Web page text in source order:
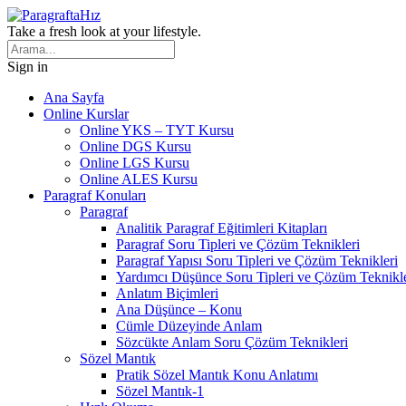
Take a fresh look at your lifestyle.
Sign in
Ana Sayfa
Online Kurslar
Online YKS – TYT Kursu
Online DGS Kursu
Online LGS Kursu
Online ALES Kursu
Paragraf Konuları
Paragraf
Analitik Paragraf Eğitimleri Kitapları
Paragraf Soru Tipleri ve Çözüm Teknikleri
Paragraf Yapısı Soru Tipleri ve Çözüm Teknikleri
Yardımcı Düşünce Soru Tipleri ve Çözüm
Anlatım Biçimleri
Ana Düşünce – Konu
Cümle Düzeyinde Anlam
Sözcükte Anlam Soru Çözüm Teknikleri
Sözel Mantık
Pratik Sözel Mantık Konu Anlatımı
Sözel Mantık-1